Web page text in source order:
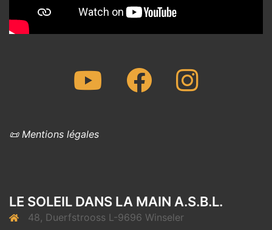
Youtube FacebookInstagram
📜 Mentions légales
LE SOLEIL DANS LA MAIN A.S.B.L.
48, Duerfstrooss L-9696 Winseler